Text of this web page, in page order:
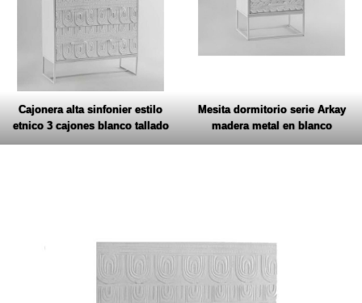
Cajonera alta sinfonier estilo
etnico 3 cajones blanco tallado
Mesita dormitorio serie Arkay
madera metal en blanco